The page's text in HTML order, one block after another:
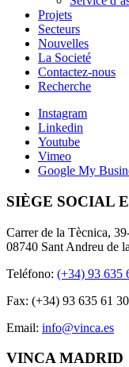
Projets
Secteurs
Nouvelles
La Societé
Contactez-nous
Recherche
Instagram
Linkedin
Youtube
Vimeo
Google My
SIÈGE SOCIAL
Carrer de la Tècnica,
08740 Sant Andreu de
Teléfono: (+34) 93 635
Fax: (+34) 93 635 61 30
Email: info@vinca.es
VINCA MADRID